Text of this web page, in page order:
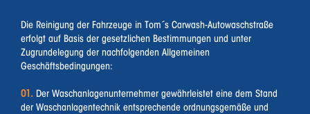
Die Reinigung der Fahrzeuge in Tom´s Carwash-Autowaschstraße
erfolgt auf Basis der gesetzlichen Bestimmungen und unter
Zugrundelegung der nachfolgenden Allgemeinen
Geschäftsbedingungen:
01. Der Waschanlagenunternehmer gewährleistet eine dem Stand
der Waschanlagentechnik entsprechende ordnungsgemäße und